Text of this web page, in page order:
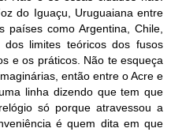
do Iguaçu, Uruguaiana entre
países como Argentina, Chile,
limites teóricos dos fusos
e os práticos. Não te esqueça
então entre o Acre e
linha dizendo que tem que
só porque atravessou a
é quem dita em que